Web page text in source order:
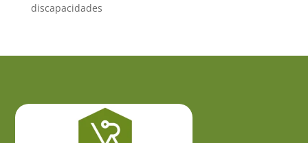
discapacidades